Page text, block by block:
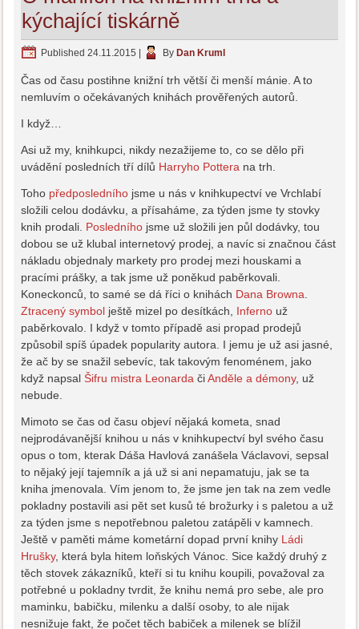
kýchající tiskárně
Published 24.11.2015 By Dan Kruml
Čas od času postihne knižní trh větší či menší mánie. A to
nemluvím o očekávaných knihách prověřených autorů.
I když…
Asi už my, knihkupci, nikdy nezažijeme to, co se dělo při
uvádění posledních tří dílů Harryho Pottera na trh.
Toho předposledního jsme u nás v knihkupectví ve Vrchlabí
složili celou dodávku, a přísaháme, za týden jsme ty stovky
knih prodali. Posledního jsme už složili jen půl dodávky, tou
dobou se už klubal internetový prodej, a navíc si značnou část
nákladu objednaly markety pro prodej mezi houskami a
pracími prášky, a tak jsme už poněkud paběrkovali.
Koneckonců, to samé se dá říci o knihách Dana Browna.
Ztracený symbol ještě mizel po desítkách, Inferno už
paběrkovalo. I když v tomto případě asi propad prodejů
způsobil spíš úpadek popularity autora. I jemu je už asi jasné,
že ač by se snažil sebevíc, tak takovým fenoménem, jako
když napsalŠifru mistra Leonarda čiAnděle a démony, už
nebude.
Mimoto se čas od času objeví nějaká kometa, snad
nejprodávanější knihou u nás v knihkupectví byl svého času
opus o tom, kterak Dáša Havlová zanášela Václavovi, sepsal
to nějaký její tajemník a já už si ani nepamatuju, jak se ta
kniha jmenovala. Vím jenom to, že jsme jen tak na zem vedle
pokladny postavili asi pět set kusů té brožurky i s paletou a už
za týden jsme s nepotřebnou paletou zatápěli v kamnech.
Ještě v paměti máme kometární dopad první knihy Ládi
Hrušky, která byla hitem loňských Vánoc. Sice každý druhý z
těch stovek zákazníků, kteří si tu knihu koupili, považoval za
potřebné u pokladny tvrdit, že knihu nemá pro sebe, ale pro
maminku, babičku, milenku a další osoby, to ale nijak
nesnižuje fakt, že počet těch babiček a milenek se blížil